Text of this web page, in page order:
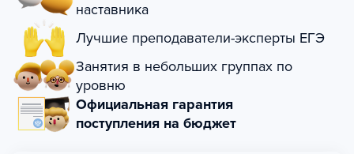
наставника
Лучшие преподаватели-эксперты ЕГЭ
Занятия в небольших группах по
уровню
Официальная гарантия
поступления на бюджет